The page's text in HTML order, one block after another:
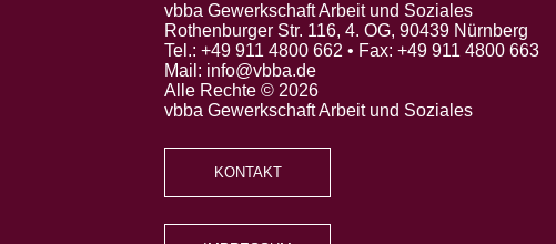
vbba Gewerkschaft Arbeit und Soziales
Rothenburger Str. 116, 4. OG, 90439 Nürnberg
Tel.: +49 911 4800 662 • Fax: +49 911 4800 663
Mail: info@vbba.de
Alle Rechte © 2026
vbba Gewerkschaft Arbeit und Soziales
KONTAKT